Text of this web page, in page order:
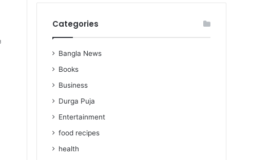
Categories
Bangla News
Books
Business
Durga Puja
Entertainment
food recipes
health